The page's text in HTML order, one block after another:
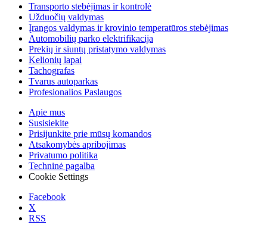
Transporto stebėjimas ir kontrolė
Užduočių valdymas
Įrangos valdymas ir krovinio temperatūros stebėjimas
Automobilių parko elektrifikacija
Prekių ir siuntų pristatymo valdymas
Kelionių lapai
Tachografas
Tvarus autoparkas
Profesionalios Paslaugos
Apie mus
Susisiekite
Prisijunkite prie mūsų komandos
Atsakomybės apribojimas
Privatumo politika
Techninė pagalba
Cookie Settings
Facebook
X
RSS